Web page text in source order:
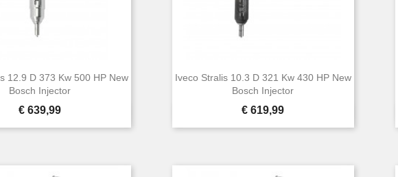
12.9 D 373 Kw 500 HP New
Bosch Injector
Prijs
€ 639,99
Snel bekijken
Iveco Stralis 10.3 D 321 Kw 430 HP New
Bosch Injector
Prijs
€ 619,99
Snel bekijken